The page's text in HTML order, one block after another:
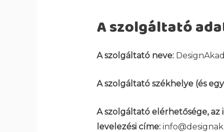
A szolgáltató
A szolgáltató neve:
A szolgáltató székhelye (és
A szolgáltató elérhetősége,
levelezési címe: